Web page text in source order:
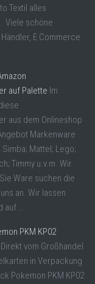
Textil alles
Viele schöne
E Commerce
auf Palette Im
aus dem Onlineshop
Markenware
Mattel; Lego;
Timmy u.v.m. Wir
Ware suchen die
an. Wir lassen
auf ...
PKM KP02
Direkt vom Großhandel
in Verpackung
Pokemon PKM KP02